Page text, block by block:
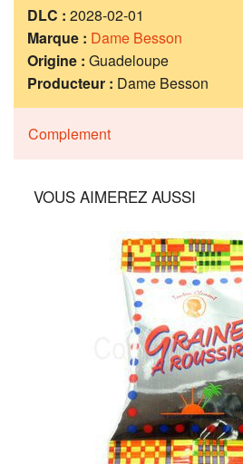
DLC : 2028-02-01
Marque : Dame Besson
Origine : Guadeloupe
Producteur : Dame Besson
Complement
VOUS AIMEREZ AUSSI